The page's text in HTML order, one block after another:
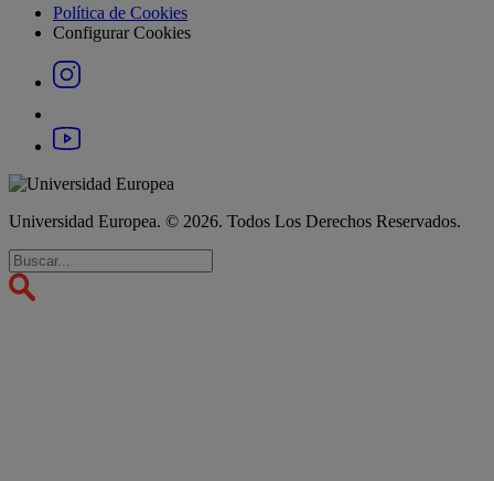
Política de Cookies
Configurar Cookies
Universidad Europea. © 2026. Todos Los Derechos Reservados.